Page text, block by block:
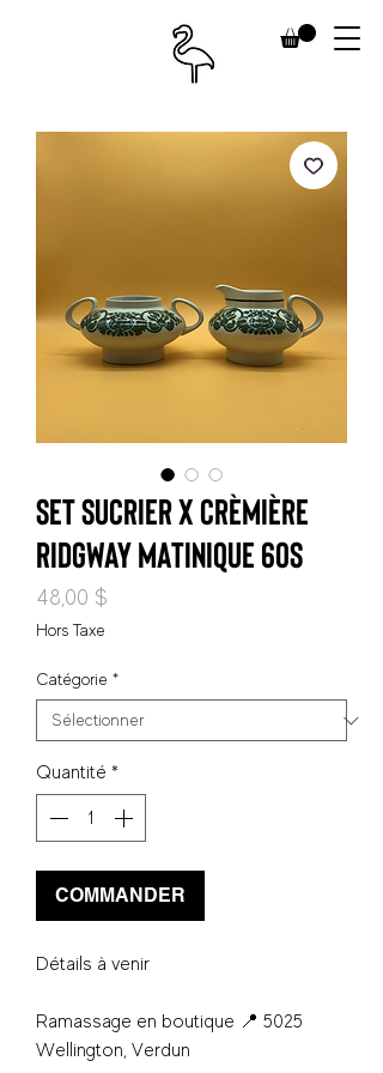
Set sucrier x crèmière
Ridgway Matinique 60s
48,00 $
Hors Taxe
Catégorie *
Quantité *
COMMANDER
Détails à venir
Ramassage en boutique 📍 5025
Wellington, Verdun